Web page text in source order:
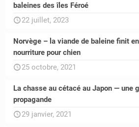
baleines des îles Féroé
22 juillet, 2023
Norvège – la viande de baleine finit en
nourriture pour chien
25 octobre, 2021
La chasse au cétacé au Japon — une
propagande
29 janvier, 2021